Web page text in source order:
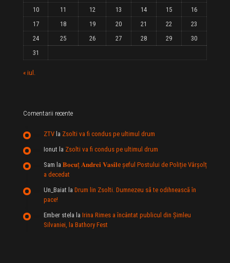
10
11 12 13 14 15
16
17
18 19 20 21 22
23
24
25 26 27 28 29
30
31
« iul.
Comentarii recente
ZTV la Zsolti va fi condus pe ultimul drum
Ionut la Zsolti va fi condus pe ultimul drum
Sam la 𝐁𝐨𝐜𝐮ț 𝐀𝐧𝐝𝐫𝐞𝐢 𝐕𝐚𝐬𝐢𝐥e şeful Postului de Poliție Vârșolț
a decedat
Un_Baiat la Drum lin Zsolti. Dumnezeu sã te odihneascã în
pace!
Ember stela la Irina Rimes a încântat publicul din Şimleu
Silvaniei, la Bathory Fest